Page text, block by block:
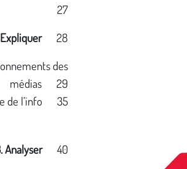
27
28
des
médias 29
de l’info 35
Analyser40